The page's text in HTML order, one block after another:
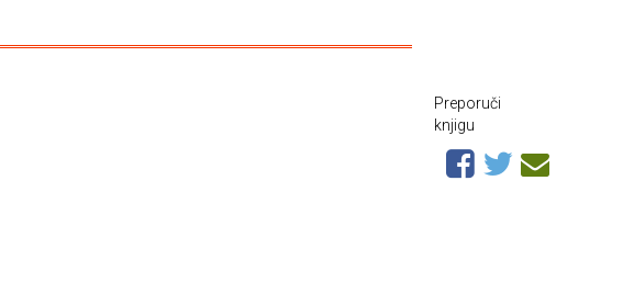
Preporuči
knjigu